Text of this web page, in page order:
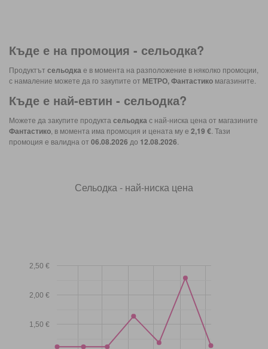
Къде е на промоция - сельодка?
Продуктът сельодкае в момента на разположение в няколко промоции,
с намаление можете да го закупите от МЕТРО, Фантастико магазините.
Къде е най-евтин - сельодка?
Можете да закупите продукта сельодкас най-ниска цена от магазините
Фантастико , в момента има промоция и цената му е 2,19 € . Тази
промоция е валидна от 06.08.2026 до 12.08.2026
Сельодка - най-ниска цена
1,50 €
2,00 €
2,50 €